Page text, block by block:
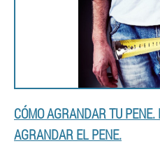
CÓMO AGRANDAR TU
AGRANDAR EL PENE.